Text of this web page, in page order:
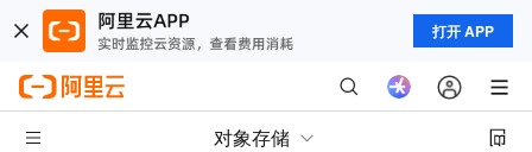
打开 APP
对象存储